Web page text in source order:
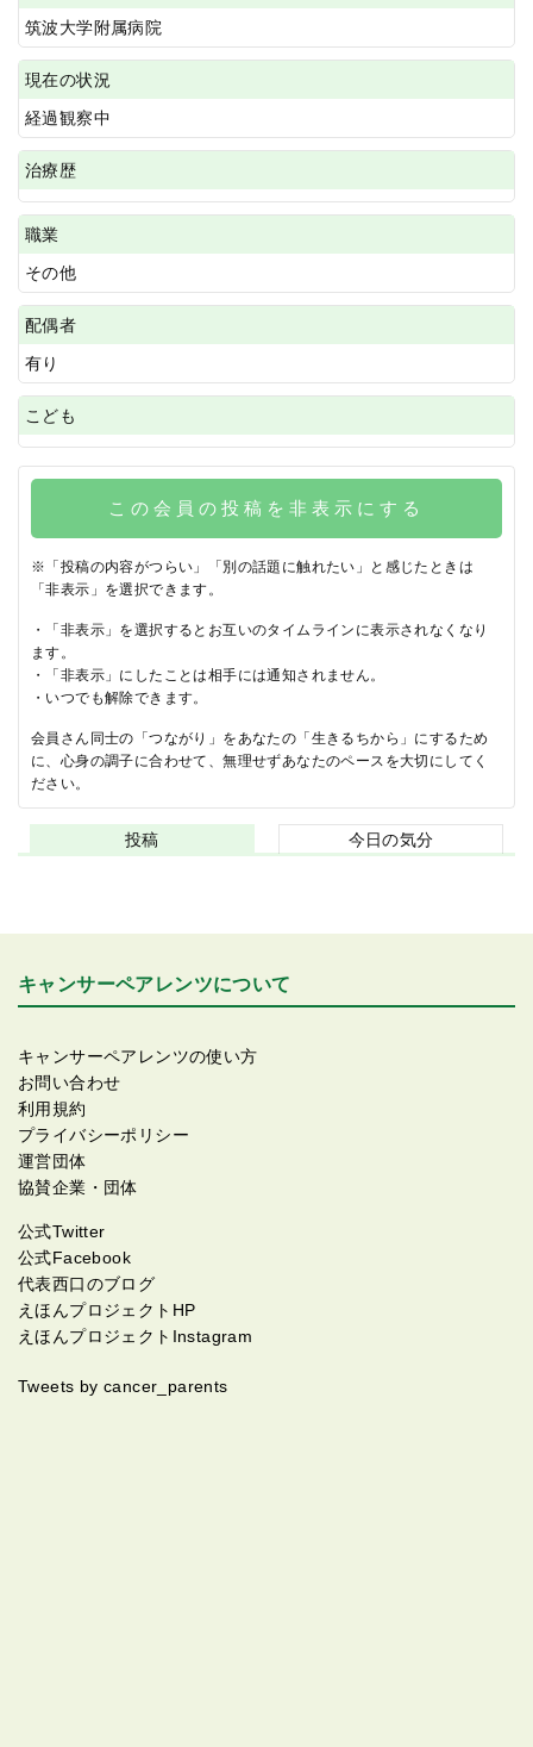
筑波大学附属病院
現在の状況
経過観察中
治療歴
職業
その他
配偶者
有り
こども
この会員の投稿を非表示にする
※「投稿の内容がつらい」「別の話題に触れたい」と感じたときは
「非表示」を選択できます。
・「非表示」を選択するとお互いのタイムラインに表示されなくなり
ます。
・「非表示」にしたことは相手には通知されません。
・いつでも解除できます。
会員さん同士の「つながり」をあなたの「生きるちから」にするため
に、心身の調子に合わせて、無理せずあなたのペースを大切にしてく
ださい。
投稿 今日の気分
キャンサーペアレンツについて
キャンサーペアレンツの使い方
お問い合わせ
利用規約
プライバシーポリシー
運営団体
協賛企業・団体
公式Twitter
公式Facebook
代表西口のブログ
えほんプロジェクトHP
えほんプロジェクトInstagram
Tweets by cancer_parents